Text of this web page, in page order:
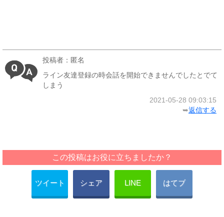
投稿者：匿名
ライン友達登録の時会話を開始できませんでしたとでて
しまう
2021-05-28 09:03:15
➥返信する
この投稿はお役に立ちましたか？
ツイート シェア LINE はてブ